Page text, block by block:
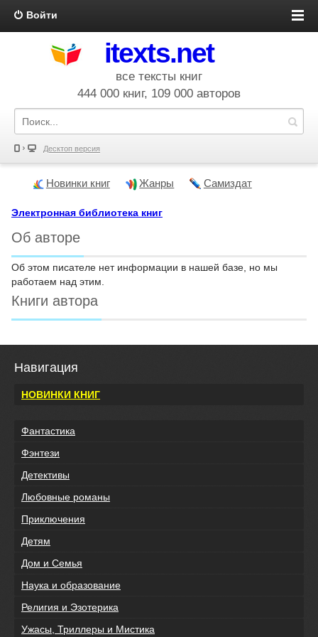
Войти
itexts.net
все тексты книг
444 000 книг, 109 000 авторов
Десктоп версия
Новинки книг Жанры Самиздат
Электронная библиотека книг
Об авторе
Об этом писателе нет информации в нашей базе, но мы
работаем над этим.
Книги автора
Навигация
НОВИНКИ КНИГ
Фантастика
Фэнтези
Детективы
Любовные романы
Приключения
Детям
Дом и Семья
Наука и образование
Религия и Эзотерика
Ужасы, Триллеры и Мистика